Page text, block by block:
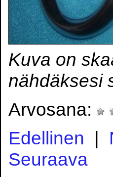
Kuva on
nähdäksesi
Arvosana:
Edellinen |
Seuraava